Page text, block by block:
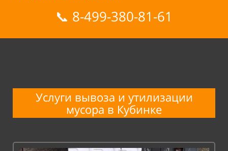
📞 8-499-380-81-61
Услуги вывоза и утилизации
мусора в Кубинке